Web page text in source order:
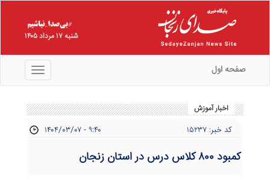
شنبه ۱۷ مرداد ۱۴۰۵
منو صفحه اول
اخبار آموزش
کد خبر: ۱۵۲۳۷ ۱۴۰۴/۰۳/۰۷ - ۹:۴۰
کمبود ۸۰۰ کلاس درس در استان زنجان